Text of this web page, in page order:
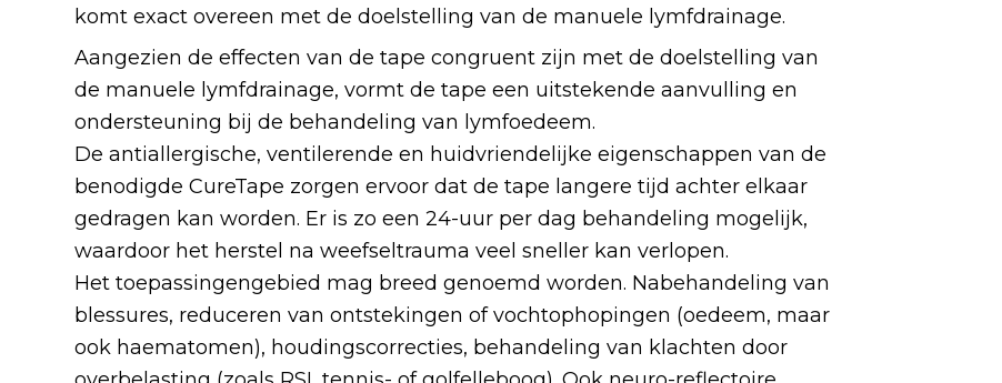
komt exact overeen met de doelstelling van de manuele lymfdrainage.
Aangezien de effecten van de tape congruent zijn met de doelstelling van
de manuele lymfdrainage, vormt de tape een uitstekende aanvulling en
ondersteuning bij de behandeling van lymfoedeem.
De antiallergische, ventilerende en huidvriendelijke eigenschappen van de
benodigde CureTape zorgen ervoor dat de tape langere tijd achter elkaar
gedragen kan worden. Er is zo een 24-uur per dag behandeling mogelijk,
waardoor het herstel na weefseltrauma veel sneller kan verlopen.
Het toepassingengebied mag breed genoemd worden. Nabehandeling van
blessures, reduceren van ontstekingen of vochtophopingen (oedeem, maar
ook haematomen), houdingscorrecties, behandeling van klachten door